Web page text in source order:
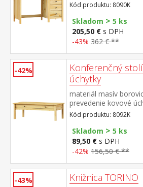
prevedení černená
kovovými pojazdmi,
súčasťou dodávky k
výsuvnú dosku na
Kód produktu: 8090K
Skladom > 5 ks
205,50 € s DPH
-43% 362 € **
-42%
Konferenčný
úchytky
materiál masív
prevedenie kovové
prevedení černená
mosadz široká
Kód produktu: 8092K
Skladom > 5 ks
89,50 € s DPH
-42% 156,50 € **
-43% Knižnica TORINO